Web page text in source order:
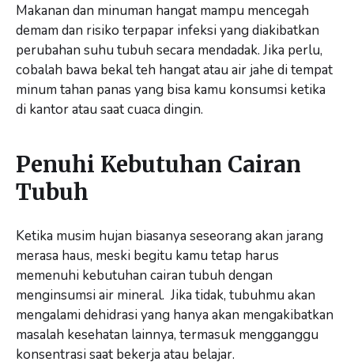
Makanan dan minuman hangat mampu mencegah
demam dan risiko terpapar infeksi yang diakibatkan
perubahan suhu tubuh secara mendadak. Jika perlu,
cobalah bawa bekal teh hangat atau air jahe di tempat
minum tahan panas yang bisa kamu konsumsi ketika
di kantor atau saat cuaca dingin.
Penuhi Kebutuhan Cairan
Tubuh
Ketika musim hujan biasanya seseorang akan jarang
merasa haus, meski begitu kamu tetap harus
memenuhi kebutuhan cairan tubuh dengan
menginsumsi air mineral. Jika tidak, tubuhmu akan
mengalami dehidrasi yang hanya akan mengakibatkan
masalah kesehatan lainnya, termasuk mengganggu
konsentrasi saat bekerja atau belajar.